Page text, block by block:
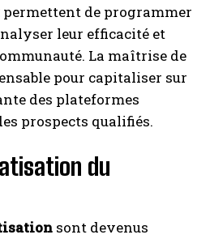
permettent de programmer
leur efficacité et
La maîtrise de
pour capitaliser sur
des plateformes
prospects qualifiés.
du
sont devenus